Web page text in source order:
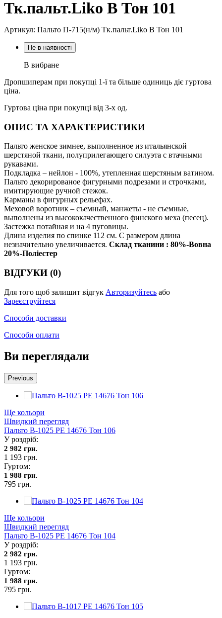
Тк.пальт.Liko В Тон 101
Артикул: Пальто П-715(н/м) Тк.пальт.Liko В Тон 101
Не в наявності
В вибране
Дропшиперам при покупці 1-ї та більше одиниць діє гуртова
ціна.
Гуртова ціна при покупці від 3-х од.
ОПИС ТА ХАРАКТЕРИСТИКИ
Пальто женское зимнее, выполненное из итальянской
шерстяной ткани, полуприлегающего силуэта с втачными
рукавами.
Подкладка – нейлон - 100%, утепленная шерстяным ватином.
Пальто декорированое фигурными подрезами и строчками,
имитирующие ручной стежок.
Карманы в фигурных рельефах.
Меховой воротник – съемный, манжеты - не съемные,
выполнены из высококачественного финского меха (песец).
Застежка потайная и на 4 пуговицы.
Длина изделия по спинке 112 см. С размером длина
незначительно увеличивается. Склад тканини : 80%-Вовна
20%-Поліестер
ВІДГУКИ (0)
Для того щоб залишит відгук Авторизуйтесь або
Зареєструйтеся
Способи доставки
Способи оплати
Ви переглядали
Previous
Ще кольори
Швидкий перегляд
Пальто В-1025 PE 14676 Тон 106
У роздріб:
2 982 грн.
1 193 грн.
Гуртом:
1 988 грн.
795 грн.
Ще кольори
Швидкий перегляд
Пальто В-1025 PE 14676 Тон 104
У роздріб:
2 982 грн.
1 193 грн.
Гуртом:
1 988 грн.
795 грн.